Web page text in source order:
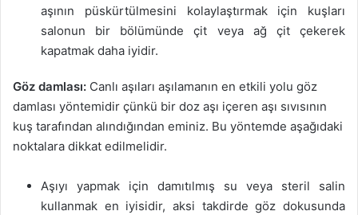
aşının püskürtülmesini kolaylaştırmak için kuşları
salonun bir bölümünde çit veya ağ çit çekerek
kapatmak daha iyidir.
Göz damlası: Canlı aşıları aşılamanın en etkili yolu göz
damlası yöntemidir çünkü bir doz aşı içeren aşı sıvısının
kuş tarafından alındığından eminiz. Bu yöntemde aşağıdaki
noktalara dikkat edilmelidir.
Aşıyı yapmak için damıtılmış su veya steril salin
kullanmak en iyisidir, aksi takdirde göz dokusunda